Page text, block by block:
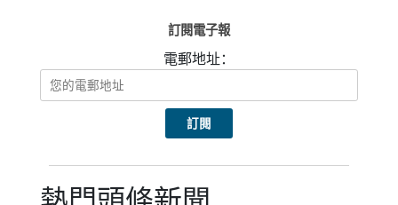
从 1972 年创立至今，日升以机甲为笔书写半世纪动画史诗。50 周
年三年纪念企划融合回望、创新、前瞻三大内核，既有对传世经典
的温柔致敬，亦有面向未来的全新创作野心。伴随《装甲骑兵 灰色
的魔女》等新作陆续上线，Licensing Japan 等线下活动持续开
展，SUNRISE 将以五十周年为全新起点，持续向全球输出优质动画
内容，开启属于品牌的下一个黄金时代。
訂閱電子報
電郵地址：